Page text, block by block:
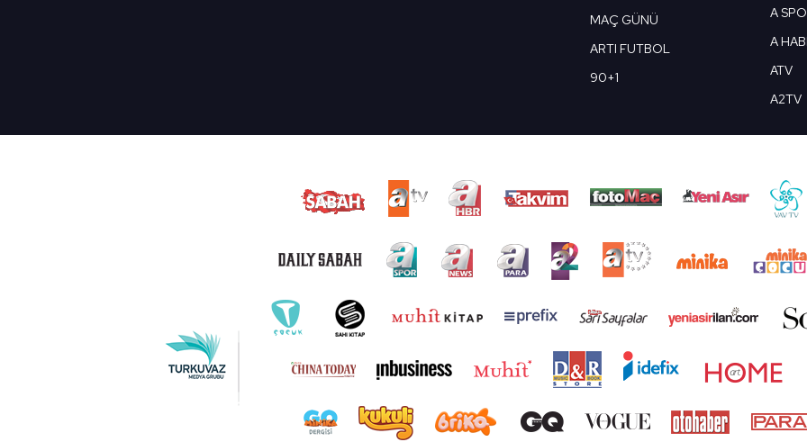
MAÇ GÜNÜ
ARTI FUTBOL
90+1
A
A
ATV
A2TV